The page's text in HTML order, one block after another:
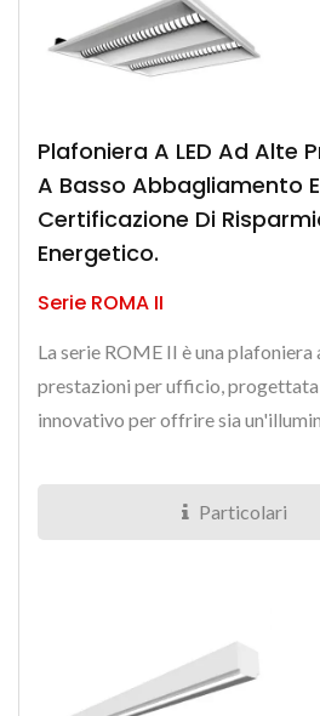
Plafoniera A LED Ad Alte
A Basso Abbagliamento
Certificazione Di
Energetico.
Serie ROMA II
La serie ROME II è una plafoniera
prestazioni per ufficio, progettata
innovativo per offrire sia
Particolari